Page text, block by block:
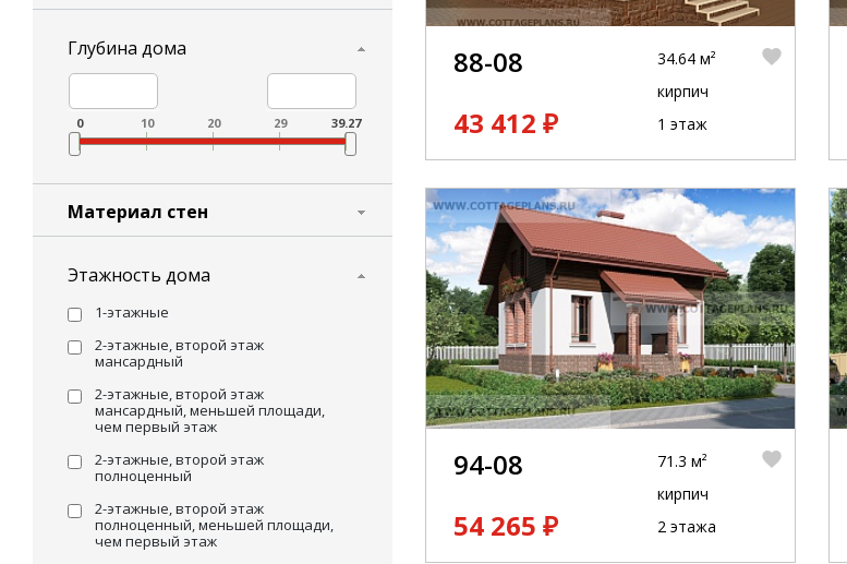
Глубина дома
0 10 20 29 39.27
Материал стен
Этажность дома
1-этажные
2-этажные, второй этаж
мансардный
2-этажные, второй этаж
мансардный, меньшей площади,
чем первый этаж
2-этажные, второй этаж
полноценный
2-этажные, второй этаж
полноценный, меньшей площади,
чем первый этаж
88-08
43 412 ₽
34.64 м²
кирпич
1 этаж
94-08
54 265 ₽
71.3 м²
кирпич
2 этажа